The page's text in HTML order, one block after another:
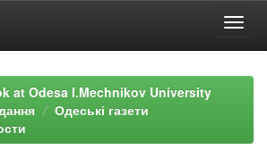
at Odesa I.Mechnikov University
Одеські газети